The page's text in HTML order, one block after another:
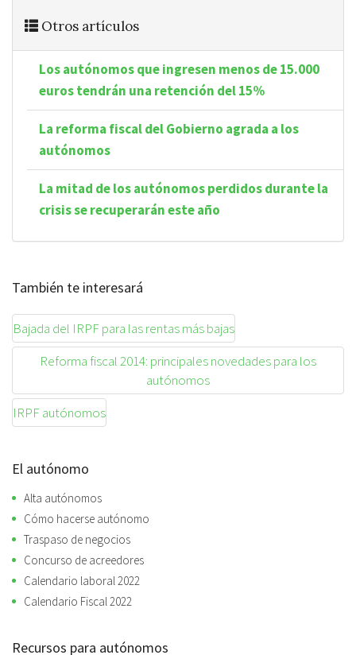
Otros artículos
Los autónomos que ingresen menos de 15.000
euros tendrán una retención del 15%
La reforma fiscal del Gobierno agrada a los
autónomos
La mitad de los autónomos perdidos durante la
crisis se recuperarán este año
También te interesará
Bajada del IRPF para las rentas más bajas
Reforma fiscal 2014: principales novedades para los
autónomos
IRPF autónomos
El autónomo
Alta autónomos
Cómo hacerse autónomo
Traspaso de negocios
Concurso de acreedores
Calendario laboral 2022
Calendario Fiscal 2022
Recursos para autónomos